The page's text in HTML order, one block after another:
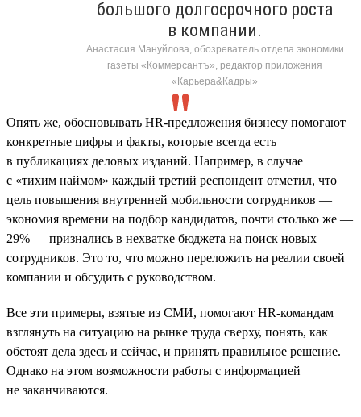
большого долгосрочного роста
в компании.
Анастасия Мануйлова, обозреватель отдела экономики
газеты «Коммерсантъ», редактор приложения
«Карьера&Кадры»
Опять же, обосновывать HR-предложения бизнесу помогают
конкретные цифры и факты, которые всегда есть
в публикациях деловых изданий. Например, в случае
с «тихим наймом» каждый третий респондент отметил, что
цель повышения внутренней мобильности сотрудников —
экономия времени на подбор кандидатов, почти столько же —
29% — признались в нехватке бюджета на поиск новых
сотрудников. Это то, что можно переложить на реалии своей
компании и обсудить с руководством.
Все эти примеры, взятые из СМИ, помогают HR-командам
взглянуть на ситуацию на рынке труда сверху, понять, как
обстоят дела здесь и сейчас, и принять правильное решение.
Однако на этом возможности работы с информацией
не заканчиваются.